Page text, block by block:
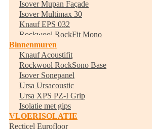
Isover Mupan Façade
Isover Multimax 30
Knauf EPS 032
Rockwool RockFit Mono
Binnenmuren
Knauf Acoustifit
Rockwool RockSono Base
Isover Sonepanel
Ursa Ursacoustic
Ursa XPS PZ-I Grip
Isolatie met gips
VLOERISOLATIE
Recticel Eurofloor